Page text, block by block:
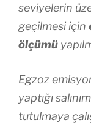
seviyelerin
geçilmesi için
ölçümü
Egzoz
yaptığı
tutulmaya